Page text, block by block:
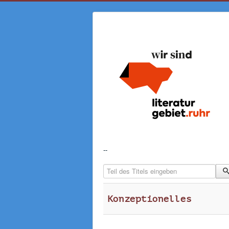
--
Teil des Titels eingeben
Konzeptionelles